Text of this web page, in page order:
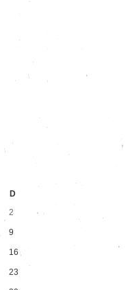
D
2
9
16
23